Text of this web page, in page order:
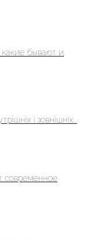
какие бывают и
і зовнішніх...
современное